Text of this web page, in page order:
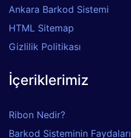
Ankara Barkod Sistemi
HTML Sitemap
Gizlilik Politikası
İçeriklerimiz
Ribon Nedir?
Barkod Sisteminin Faydaları